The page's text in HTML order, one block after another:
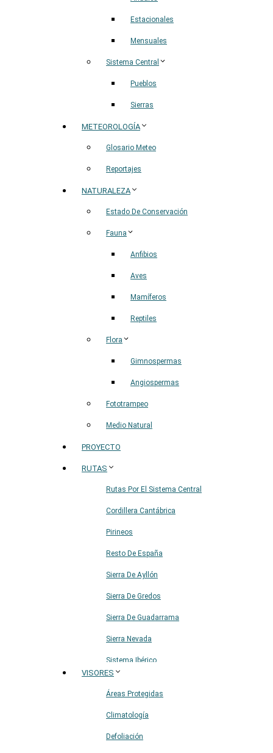
Estacionales
Mensuales
Sistema Central
Pueblos
Sierras
METEOROLOGÍA
Glosario Meteo
Reportajes
NATURALEZA
Estado De Conservación
Fauna
Anfibios
Aves
Mamíferos
Reptiles
Flora
Gimnospermas
Angiospermas
Fototrampeo
Medio Natural
PROYECTO
RUTAS
Rutas Por El Sistema Central
Cordillera Cantábrica
Pirineos
Resto De España
Sierra De Ayllón
Sierra De Gredos
Sierra De Guadarrama
Sierra Nevada
Sistema Ibérico
VISORES
Áreas Protegidas
Climatología
Defoliación